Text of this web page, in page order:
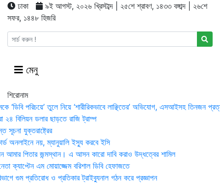
ঢাকা
৯ই আগস্ট, ২০২৬ খ্রিস্টাব্দ | ২৫শে শ্রাবণ, ১৪৩৩ বঙ্গাব্দ | ২৬শে
সফর, ১৪৪৮ হিজরি
মেনু
শিরোনাম
‘ডিবি পরিচয়ে’ তুলে নিয়ে ‘শারীরিকভাবে লাঞ্ছিতের’ অভিযোগ, এসআইসহ তিনজন
২৪ বিলিয়ন ডলার ছাড়তে রাজি ট্রাম্প
সূচনা যুক্তরাষ্ট্রের
অনলাইনে নয়, ম্যানুয়ালি ইস্যু করবে ইসি
পিতার জন্মস্থান। এ আসন কারো দাবি করাও উদ্ধত্বের শামিল
ক্যাপ্টেন এম মোয়াজ্জেম বরিশাল ডিবি হেফাজতে
গুম প্রতিরোধ ও প্রতিকার ট্রাইব্যুনাল গঠন করে প্রজ্ঞাপন